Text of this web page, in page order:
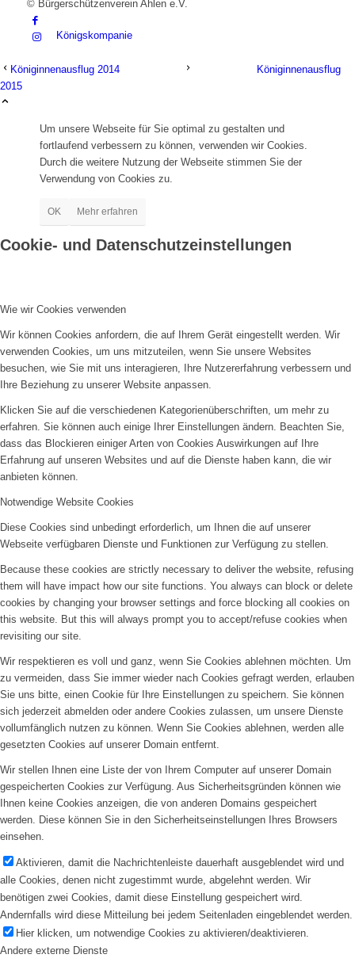
Königskompanie
Königsorden
Hochzeiten
© Bürgerschützenverein Ahlen e.V.
Königinnenausflug 2014
Königinnenausflug
2015
Um unsere Webseite für Sie optimal zu gestalten und
fortlaufend verbessern zu können, verwenden wir Cookies.
Durch die weitere Nutzung der Webseite stimmen Sie der
Verwendung von Cookies zu.
OK Mehr erfahren
Cookie- und Datenschutzeinstellungen
Wie wir Cookies verwenden
Wir können Cookies anfordern, die auf Ihrem Gerät eingestellt werden. Wir
verwenden Cookies, um uns mitzuteilen, wenn Sie unsere Websites
besuchen, wie Sie mit uns interagieren, Ihre Nutzererfahrung verbessern und
Ihre Beziehung zu unserer Website anpassen.
Klicken Sie auf die verschiedenen Kategorienüberschriften, um mehr zu
erfahren. Sie können auch einige Ihrer Einstellungen ändern. Beachten Sie,
dass das Blockieren einiger Arten von Cookies Auswirkungen auf Ihre
Erfahrung auf unseren Websites und auf die Dienste haben kann, die wir
anbieten können.
Notwendige Website Cookies
Diese Cookies sind unbedingt erforderlich, um Ihnen die auf unserer
Webseite verfügbaren Dienste und Funktionen zur Verfügung zu stellen.
Because these cookies are strictly necessary to deliver the website, refusing
them will have impact how our site functions. You always can block or delete
cookies by changing your browser settings and force blocking all cookies on
this website. But this will always prompt you to accept/refuse cookies when
revisiting our site.
Wir respektieren es voll und ganz, wenn Sie Cookies ablehnen möchten. Um
zu vermeiden, dass Sie immer wieder nach Cookies gefragt werden, erlauben
Sie uns bitte, einen Cookie für Ihre Einstellungen zu speichern. Sie können
sich jederzeit abmelden oder andere Cookies zulassen, um unsere Dienste
vollumfänglich nutzen zu können. Wenn Sie Cookies ablehnen, werden alle
gesetzten Cookies auf unserer Domain entfernt.
Wir stellen Ihnen eine Liste der von Ihrem Computer auf unserer Domain
gespeicherten Cookies zur Verfügung. Aus Sicherheitsgründen können wie
Ihnen keine Cookies anzeigen, die von anderen Domains gespeichert
werden. Diese können Sie in den Sicherheitseinstellungen Ihres Browsers
einsehen.
Aktivieren, damit die Nachrichtenleiste dauerhaft ausgeblendet wird und
alle Cookies, denen nicht zugestimmt wurde, abgelehnt werden. Wir
benötigen zwei Cookies, damit diese Einstellung gespeichert wird.
Andernfalls wird diese Mitteilung bei jedem Seitenladen eingeblendet werden.
Hier klicken, um notwendige Cookies zu aktivieren/deaktivieren.
Andere externe Dienste